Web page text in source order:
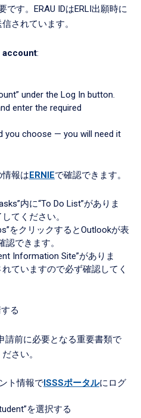
です。ERAU IDはERLI出願時に
されています。
account:
under the Log In button.
enter the required
you choose — you will need it
報はERNIEで確認できます。
内に“To Do List”がありま
てください。
をクリックするとOutlookが表
認できます。
Information Site”がありま
ていますので必ず確認してく
る
請前に必要となる重要書類で
さい。
ト情報でISSSポータルにログ
を選択する